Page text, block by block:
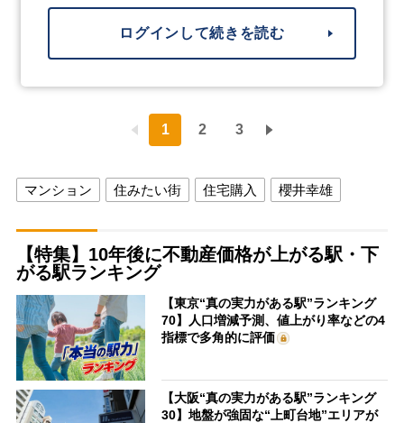
ログインして続きを読む
1 2 3
マンション 住みたい街 住宅購入 櫻井幸雄
【特集】10年後に不動産価格が上がる駅・下
がる駅ランキング
【東京“真の実力がある駅”ランキング
70】人口増減予測、値上がり率などの4
指標で多角的に評価
【大阪“真の実力がある駅”ランキング
30】地盤が強固な“上町台地”エリアが